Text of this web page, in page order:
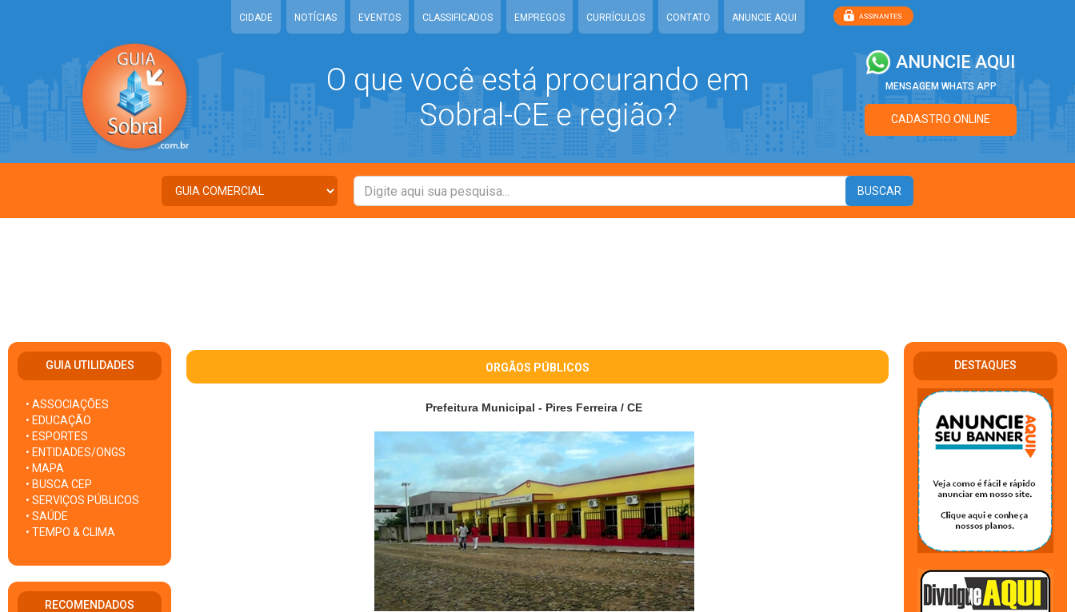
CIDADE NOTÍCIAS EVENTOS CLASSIFICADOS EMPREGOS CURRÍCULOS CONTATO ANUNCIE AQUI
O que você está procurando em
Sobral-CE e região?
ANUNCIE AQUI
MENSAGEM WHATS APP
CADASTRO ONLINE
GUIA UTILIDADES
• ASSOCIAÇÕES
• EDUCAÇÃO
• ESPORTES
• ENTIDADES/ONGS
• MAPA
• BUSCA CEP
• SERVIÇOS PÚBLICOS
• SAÚDE
• TEMPO & CLIMA
RECOMENDADOS
ORGÃOS PÚBLICOS
Prefeitura Municipal - Pires Ferreira / CE
DESTAQUES